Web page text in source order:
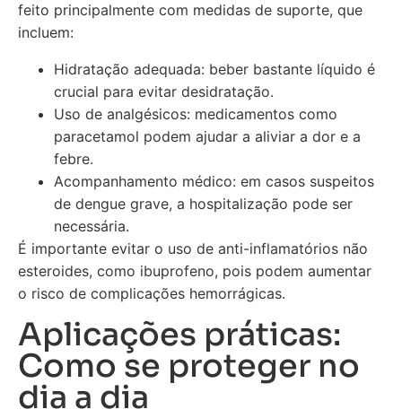
feito principalmente com medidas de suporte, que
incluem:
Hidratação adequada: beber bastante líquido é
crucial para evitar desidratação.
Uso de analgésicos: medicamentos como
paracetamol podem ajudar a aliviar a dor e a
febre.
Acompanhamento médico: em casos suspeitos
de dengue grave, a hospitalização pode ser
necessária.
É importante evitar o uso de anti-inflamatórios não
esteroides, como ibuprofeno, pois podem aumentar
o risco de complicações hemorrágicas.
Aplicações práticas:
Como se proteger no
dia a dia